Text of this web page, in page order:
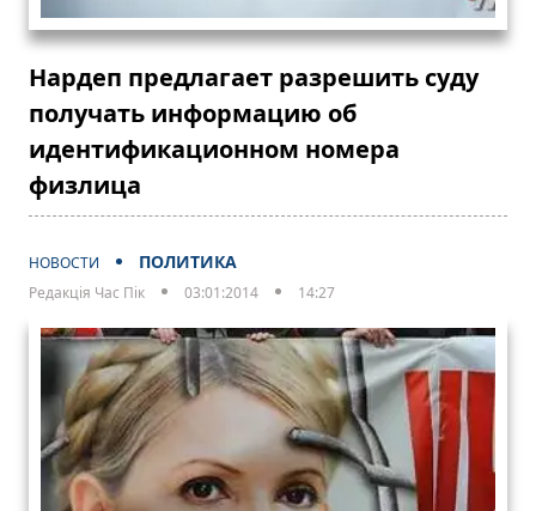
Нардеп предлагает разрешить суду
получать информацию об
идентификационном номера
физлица
НОВОСТИ ПОЛИТИКА
Редакція Час Пік 03:01:2014 14:27